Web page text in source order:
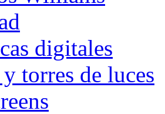
digitales
torres de luces